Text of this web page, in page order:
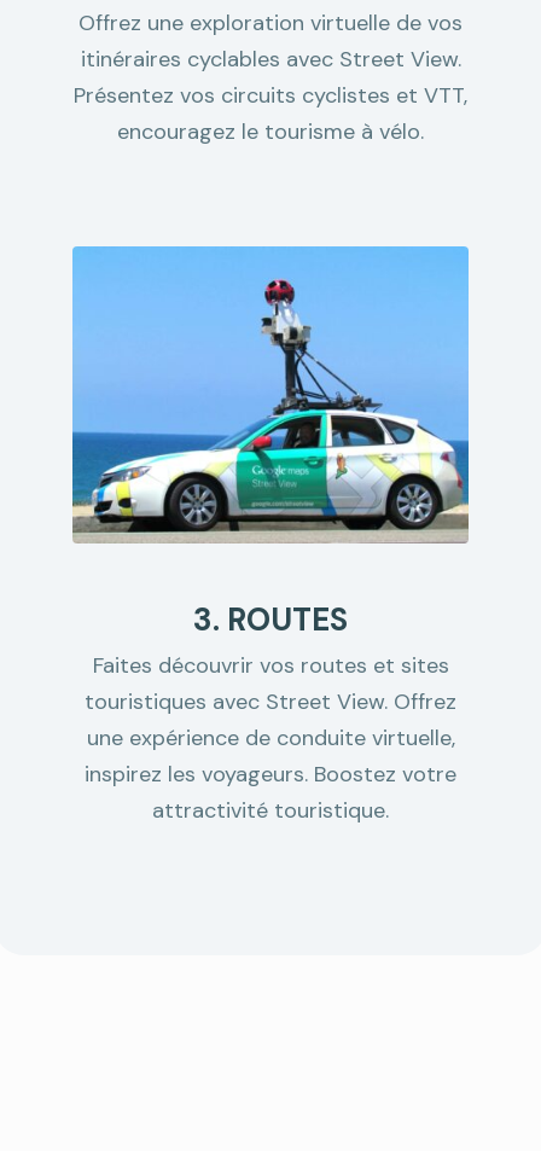
Offrez une exploration virtuelle de vos
itinéraires cyclables avec Street View.
Présentez vos circuits cyclistes et VTT,
encouragez le tourisme à vélo.
3. ROUTES
Faites découvrir vos routes et sites
touristiques avec Street View. Offrez
une expérience de conduite virtuelle,
inspirez les voyageurs. Boostez votre
attractivité touristique.